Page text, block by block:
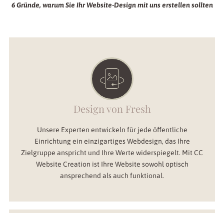
6 Gründe, warum Sie Ihr Website-Design mit uns erstellen sollten
Design von Fresh
Unsere Experten entwickeln für jede öffentliche
Einrichtung ein einzigartiges Webdesign, das Ihre
Zielgruppe anspricht und Ihre Werte widerspiegelt. Mit CC
Website Creation ist Ihre Website sowohl optisch
ansprechend als auch funktional.